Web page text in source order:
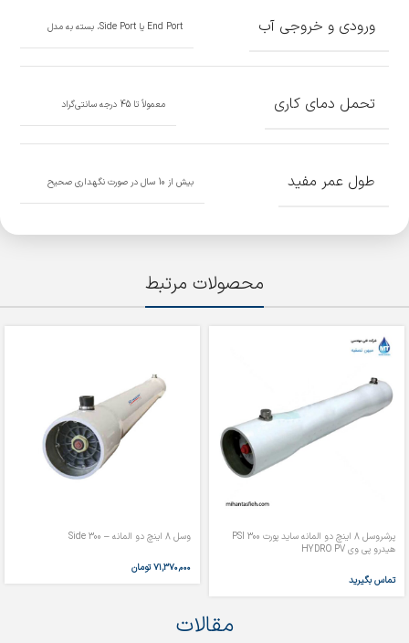
ورودی و خروجی آب End Port یا Side Port، بسته به مدل
تحمل دمای کاری معمولاً تا 45 درجه سانتی‌گراد
طول عمر مفید بیش از 10 سال در صورت نگهداری صحیح
محصولات مرتبط
پرشروسل 8 اینچ دو المانه ساید پورت 300 PSI
هیدرو پی وی HYDRO PV
تماس بگیرید
وسل 8 اینچ دو المانه – 300 Side
۷۱,۳۷۰,۰۰۰ تومان
مقالات